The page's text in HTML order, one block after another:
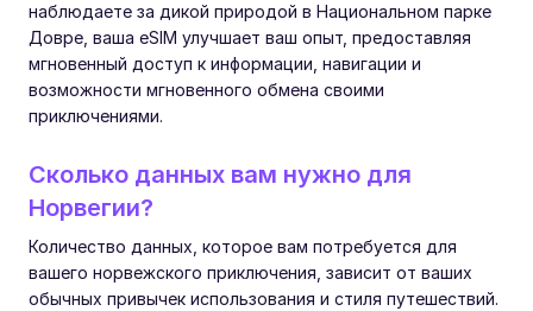
наблюдаете за дикой природой в Национальном парке
Довре, ваша eSIM улучшает ваш опыт, предоставляя
мгновенный доступ к информации, навигации и
возможности мгновенного обмена своими
приключениями.
Сколько данных вам нужно для
Норвегии?
Количество данных, которое вам потребуется для
вашего норвежского приключения, зависит от ваших
обычных привычек использования и стиля путешествий.